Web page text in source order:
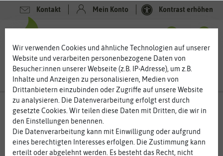
Kontakt Mein Konto Kontrast erhöhen
Wir verwenden Cookies und ähnliche Technologien auf unserer
Website und verarbeiten personenbezogene Daten von
Besucher:innen unserer Webseite (z.B. IP-Adresse), um z.B.
Inhalte und Anzeigen zu personalisieren, Medien von
Drittanbietern einzubinden oder Zugriffe auf unsere Website
zu analysieren. Die Datenverarbeitung erfolgt erst durch
gesetzte Cookies. Wir teilen diese Daten mit Dritten, die wir in
den Einstellungen benennen.
Die Datenverarbeitung kann mit Einwilligung oder aufgrund
eines berechtigten Interesses erfolgen. Die Zustimmung kann
erteilt oder abgelehnt werden. Es besteht das Recht, nicht